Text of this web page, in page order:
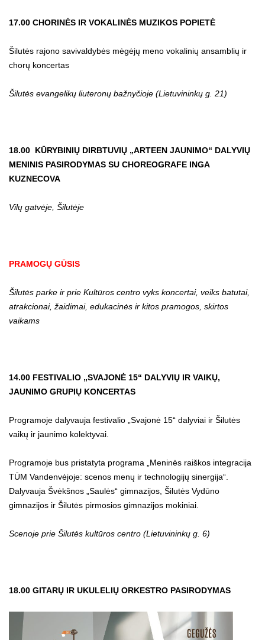
17.00 CHORINĖS IR VOKALINĖS MUZIKOS POPIETĖ
Šilutės rajono savivaldybės mėgėjų meno vokalinių ansamblių ir
chorų koncertas
Šilutės evangelikų liuteronų bažnyčioje (Lietuvininkų g. 21)
18.00 KŪRYBINIŲ DIRBTUVIŲ „ARTEEN JAUNIMO“ DALYVIŲ
MENINIS PASIRODYMAS SU CHOREOGRAFE INGA
KUZNECOVA
Vilų gatvėje, Šilutėje
PRAMOGŲ GŪSIS
Šilutės parke ir prie Kultūros centro vyks koncertai, veiks batutai,
atrakcionai, žaidimai, edukacinės ir kitos pramogos, skirtos
vaikams
14.00 FESTIVALIO „SVAJONĖ 15“ DALYVIŲ IR VAIKŲ,
JAUNIMO GRUPIŲ KONCERTAS
Programoje dalyvauja festivalio „Svajonė 15“ dalyviai ir Šilutės
vaikų ir jaunimo kolektyvai.
Programoje bus pristatyta programa „Meninės raiškos integracija
TŪM Vandenvėjoje: scenos menų ir technologijų sinergija“.
Dalyvauja Švėkšnos „Saulės“ gimnazijos, Šilutės Vydūno
gimnazijos ir Šilutės pirmosios gimnazijos mokiniai.
Scenoje prie Šilutės kultūros centro (Lietuvininkų g. 6)
18.00 GITARŲ IR UKULELIŲ ORKESTRO PASIRODYMAS